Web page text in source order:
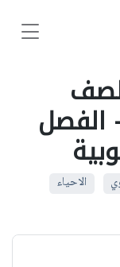
الثانوي 2018 - الفصل
الاحياء